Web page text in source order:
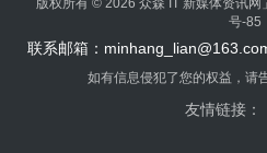
号-85
联系邮箱：
如有信息侵犯了您的权益，请
友情链接：